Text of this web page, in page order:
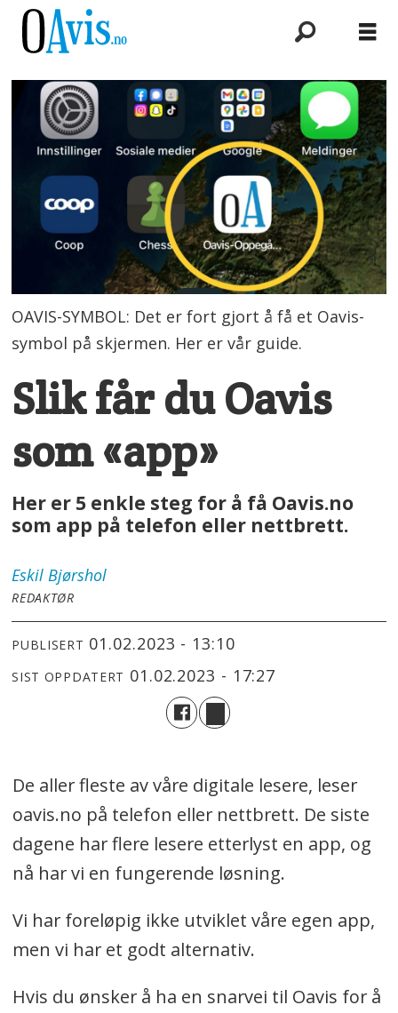
OAVIS-SYMBOL: Det er fort gjort å få et Oavis-
symbol på skjermen. Her er vår guide.
Slik får du Oavis
som «app»
Her er 5 enkle steg for å få Oavis.no
som app på telefon eller nettbrett.
Eskil Bjørshol
REDAKTØR
PUBLISERT 01.02.2023 - 13:10
SIST OPPDATERT 01.02.2023 - 17:27
De aller fleste av våre digitale lesere, leser
oavis.no på telefon eller nettbrett. De siste
dagene har flere lesere etterlyst en app, og
nå har vi en fungerende løsning.
Vi har foreløpig ikke utviklet våre egen app,
men vi har et godt alternativ.
Hvis du ønsker å ha en snarvei til Oavis for å